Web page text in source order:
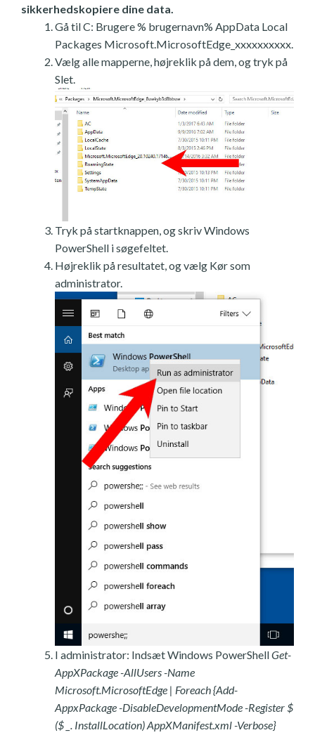
sikkerhedskopiere dine data.
Gå til C: Brugere % brugernavn% AppData Local
Packages Microsoft.MicrosoftEdge_xxxxxxxxxx.
Vælg alle mapperne, højreklik på dem, og tryk på
Slet.
Tryk på startknappen, og skriv Windows
PowerShell i søgefeltet.
Højreklik på resultatet, og vælg Kør som
administrator.
I administrator: Indsæt Windows PowerShellGet-
AppXPackage -AllUsers -Name
Microsoft.MicrosoftEdge | Foreach {Add-
AppxPackage -DisableDevelopmentMode -Register $
($ _. InstallLocation) AppXManifest.xml -Verbose}